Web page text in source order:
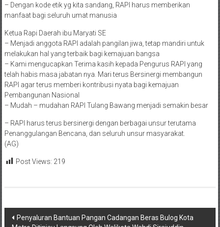
– Dengan kode etik yg kita sandang, RAPI harus memberikan
manfaat bagi seluruh umat manusia
Ketua Rapi Daerah ibu Maryati SE
– Menjadi anggota RAPI adalah pangilan jiwa, tetap mandiri untuk
melakukan hal yang terbaik bagi kemajuan bangsa
– Kami mengucapkan Terima kasih kepada Pengurus RAPI yang
telah habis masa jabatan nya. Mari terus Bersinergi membangun
RAPI agar terus memberi kontribusi nyata bagi kemajuan
Pembangunan Nasional
– Mudah – mudahan RAPI Tulang Bawang menjadi semakin besar
– RAPI harus terus bersinergi dengan berbagai unsur terutama
Penanggulangan Bencana, dan seluruh unsur masyarakat.
(AG)
Post Views: 219
Navigasi
Penyaluran Bantuan Pangan Cadangan Beras Bulog Kota